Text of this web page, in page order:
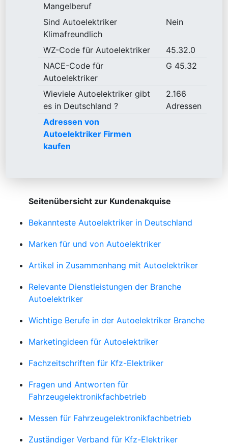
Mangelberuf
Sind Autoelektriker
Klimafreundlich
Nein
WZ-Code für Autoelektriker
45.32.0
NACE-Code für
Autoelektriker
G 45.32
Wieviele Autoelektriker gibt
es in Deutschland ?
2.166
Adressen
Adressen von
Autoelektriker Firmen
kaufen
Seitenübersicht zur Kundenakquise
Bekannteste Autoelektriker in Deutschland
Marken für und von Autoelektriker
Artikel in Zusammenhang mit Autoelektriker
Relevante Dienstleistungen der Branche
Autoelektriker
Wichtige Berufe in der Autoelektriker Branche
Marketingideen für Autoelektriker
Fachzeitschriften für Kfz-Elektriker
Fragen und Antworten für
Fahrzeugelektronikfachbetrieb
Messen für Fahrzeugelektronikfachbetrieb
Zuständiger Verband für Kfz-Elektriker